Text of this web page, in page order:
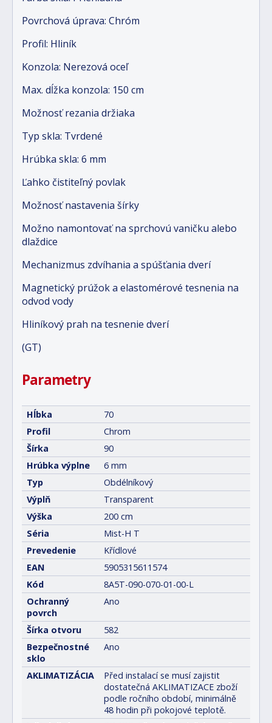
Povrchová úprava: Chróm
Profil: Hliník
Konzola: Nerezová oceľ
Max. dĺžka konzola: 150 cm
Možnosť rezania držiaka
Typ skla: Tvrdené
Hrúbka skla: 6 mm
Ľahko čistiteľný povlak
Možnosť nastavenia šírky
Možno namontovať na sprchovú vaničku alebo
dlaždice
Mechanizmus zdvíhania a spúšťania dverí
Magnetický prúžok a elastomérové tesnenia na
odvod vody
Hliníkový prah na tesnenie dverí
(GT)
Parametry
Hĺbka
70
Profil
Chrom
Šírka
90
Hrúbka výplne
6 mm
Typ
Obdélníkový
Výplň
Transparent
Výška
200 cm
Séria
Mist-H T
Prevedenie
Křídlové
EAN
5905315611574
Kód
8A5T-090-070-01-00-L
Ochranný
povrch
Ano
Šírka otvoru
582
Bezpečnostné
sklo
Ano
AKLIMATIZÁCIA
Před instalací se musí zajistit
dostatečná AKLIMATIZACE zboží
podle ročního období, minimálně
48 hodin při pokojové teplotě.